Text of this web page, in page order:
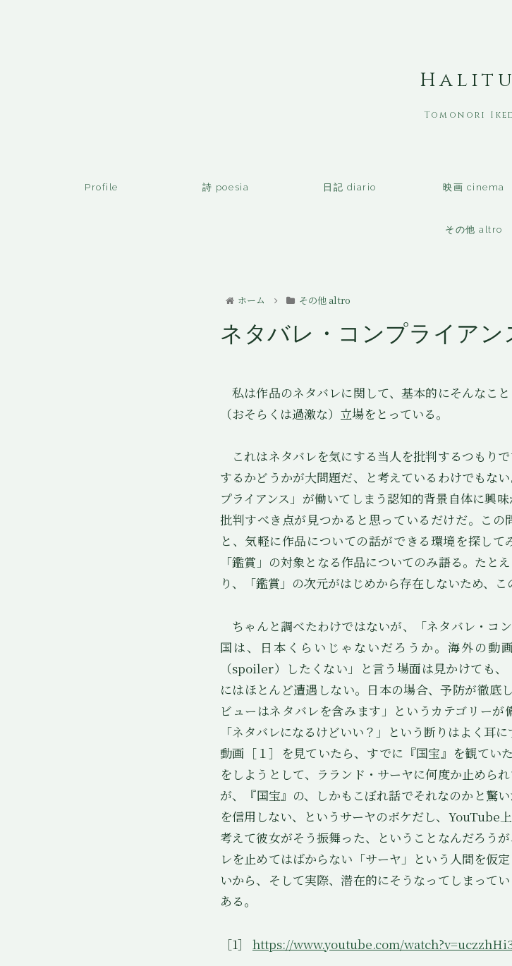
Profile 詩 poesia 日記 diario 映画 cinema
その他 altro
ホーム その他 altro
ネタバレ・コンプライアン
私は作品のネタバレに関して、基本的にそんなこ
（おそらくは過激な）立場をとっている。
これはネタバレを気にする当人を批判するつもり
するかどうかが大問題だ、と考えているわけでもな
プライアンス」が働いてしまう認知的背景自体に興
批判すべき点が見つかると思っているだけだ。こ
と、気軽に作品についての話ができる環境を探し
「鑑賞」の対象となる作品についてのみ語る。たと
り、「鑑賞」の次元がはじめから存在しないため、こ
ちゃんと調べたわけではないが、「ネタバレ・コ
国は、日本くらいじゃないだろうか。海外の動
（spoiler）したくない」と言う場面は見かけても
にはほとんど遭遇しない。日本の場合、予防が徹
ビューはネタバレを含みます」というカテゴリー
「ネタバレになるけどいい？」という断りはよく耳
動画［１］を見ていたら、すでに『国宝』を観てい
をしようとして、ラランド・サーヤに何度か止めら
が、『国宝』の、しかもこぼれ話でそれなのかと驚
を信用しない、というサーヤのボケだし、YouTube
考えて彼女がそう振舞った、ということなんだろう
レを止めてはばからない「サーヤ」という人間を仮
いから、そして実際、潜在的にそうなってしまって
ある。
［1］ https://www.youtube.com/